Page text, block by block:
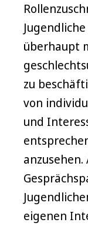
überhaupt
zu
von
und
eigenen